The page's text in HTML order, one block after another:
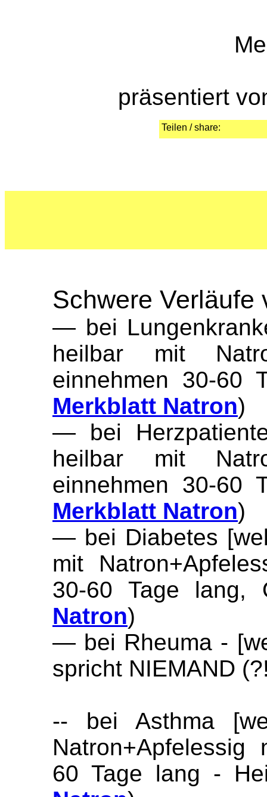
präsentiert
Teilen / share:
Schwere Verläufe
— bei
heilbar mit
einnehmen 30-60
Merkblatt Natron)
— bei
heilbar mit
einnehmen 30-60
Merkblatt Natron)
— bei Diabetes
mit
30-60 Tage
Natron)
— bei Rheuma -
spricht NIEMAND
-- bei Asthma
Natron+Apfelessig
60 Tage lang -